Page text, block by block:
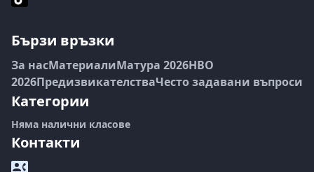
Бързи връзки
За насМатериалиМатура 2026НВО
2026ПредизвикателстваЧесто задавани въпроси
Категории
Няма налични класове
Контакти